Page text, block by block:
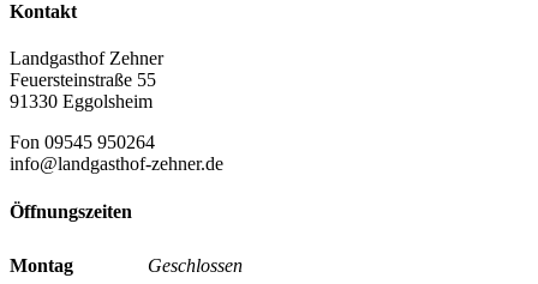
Kontakt
Landgasthof Zehner
Feuersteinstraße 55
91330 Eggolsheim
Fon 09545 950264
info@landgasthof-zehner.de
Öffnungszeiten
Montag
Geschlossen